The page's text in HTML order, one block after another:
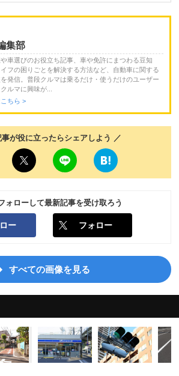
集部
車選びのお役立ち記事、車や免許にまつわる豆知
フの困りごとを解決する方法など、自動車に関する
発信。普段クルマは乗るだけ・使うだけのユーザー
ルマに興味が...
ちら >
が役に立ったらシェアしよう ／
ォローして最新記事を受け取ろう
ー フォロー
すべての画像を見る